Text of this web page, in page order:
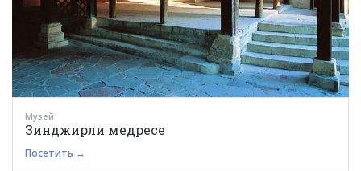
Музей
Зинджирли медресе
Посетить →